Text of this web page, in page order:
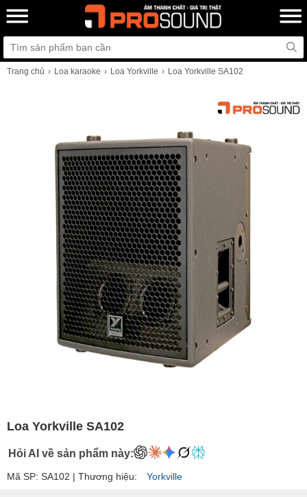
Trang chủ Loa karaoke Loa Yorkville Loa Yorkville SA102
Loa Yorkville SA102
Hỏi AI về sản phẩm này:
Mã SP: SA102 | Thương hiệu: Yorkville